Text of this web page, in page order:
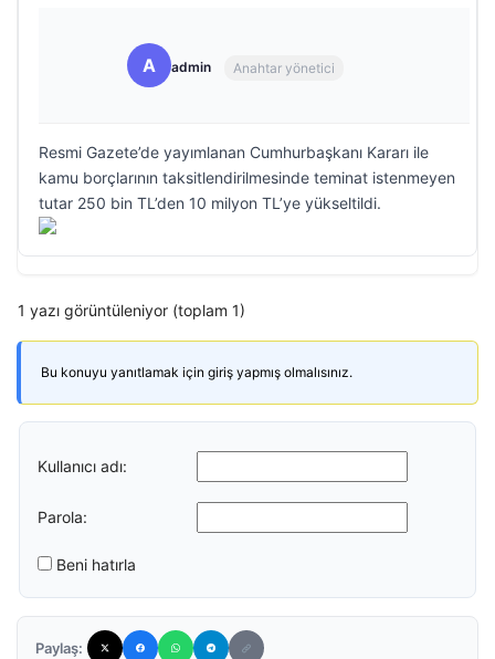
A admin Anahtar yönetici
Resmi Gazete’de yayımlanan Cumhurbaşkanı Kararı ile
kamu borçlarının taksitlendirilmesinde teminat istenmeyen
tutar 250 bin TL’den 10 milyon TL’ye yükseltildi.
1 yazı görüntüleniyor (toplam 1)
Bu konuyu yanıtlamak için giriş yapmış olmalısınız.
Kullanıcı adı:
Parola:
Beni hatırla
Paylaş: